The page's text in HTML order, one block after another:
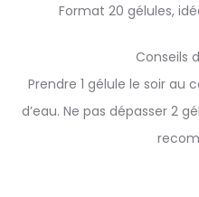
Format 20 gélules,
Conseils
Prendre 1 gélule le soir au
d’eau. Ne pas dépasser 2